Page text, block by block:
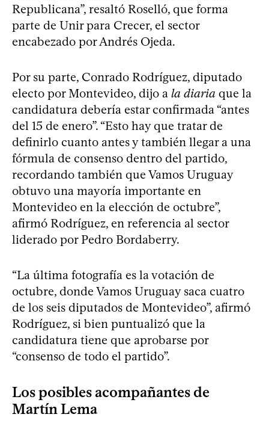
Republicana”, resaltó Roselló, que forma
parte de Unir para Crecer, el sector
encabezado por Andrés Ojeda.
Por su parte, Conrado Rodríguez, diputado
electo por Montevideo, dijo a la diaria que la
candidatura debería estar confirmada “antes
del 15 de enero”. “Esto hay que tratar de
definirlo cuanto antes y también llegar a una
fórmula de consenso dentro del partido,
recordando también que Vamos Uruguay
obtuvo una mayoría importante en
Montevideo en la elección de octubre”,
afirmó Rodríguez, en referencia al sector
liderado por Pedro Bordaberry.
“La última fotografía es la votación de
octubre, donde Vamos Uruguay saca cuatro
de los seis diputados de Montevideo”, afirmó
Rodríguez, si bien puntualizó que la
candidatura tiene que aprobarse por
“consenso de todo el partido”.
Los posibles acompañantes de
Martín Lema